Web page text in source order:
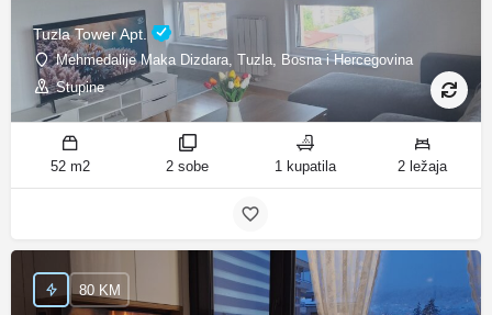
Tuzla Tower Apt.
Mehmedalije Maka Dizdara, Tuzla, Bosna i Hercegovina
Stupine
52 m2 2 sobe 1 kupatila 2 ležaja
80 KM